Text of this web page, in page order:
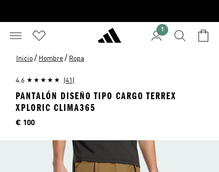
1
Inicio / Hombre / Ropa
4.6 (41)
PANTALÓN DISEÑO TIPO CARGO TERREX
XPLORIC CLIMA365
Precio
€ 100